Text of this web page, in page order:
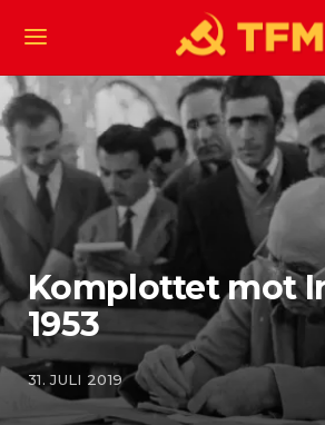
Komplottet mot
1953
31. JULI 2019